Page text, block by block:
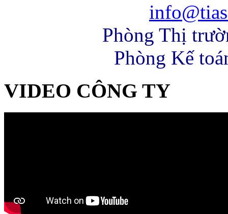
Phòng Thị
Phòng Kế
VIDEO CÔNG TY